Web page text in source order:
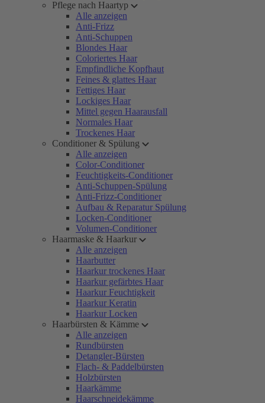
Pflege nach Haartyp
Alle anzeigen
Anti-Frizz
Anti-Schuppen
Blondes Haar
Coloriertes Haar
Empfindliche Kopfhaut
Feines & glattes Haar
Fettiges Haar
Lockiges Haar
Mittel gegen Haarausfall
Normales Haar
Trockenes Haar
Conditioner & Spülung
Alle anzeigen
Color-Conditioner
Feuchtigkeits-Conditioner
Anti-Schuppen-Spülung
Anti-Frizz-Conditioner
Aufbau & Reparatur Spülung
Locken-Conditioner
Volumen-Conditioner
Haarmaske & Haarkur
Alle anzeigen
Haarbutter
Haarkur trockenes Haar
Haarkur gefärbtes Haar
Haarkur Feuchtigkeit
Haarkur Keratin
Haarkur Locken
Haarbürsten & Kämme
Alle anzeigen
Rundbürsten
Detangler-Bürsten
Flach- & Paddelbürsten
Holzbürsten
Haarkämme
Haarschneidekämme